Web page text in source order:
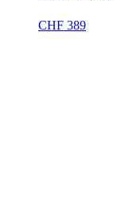
CHF 389